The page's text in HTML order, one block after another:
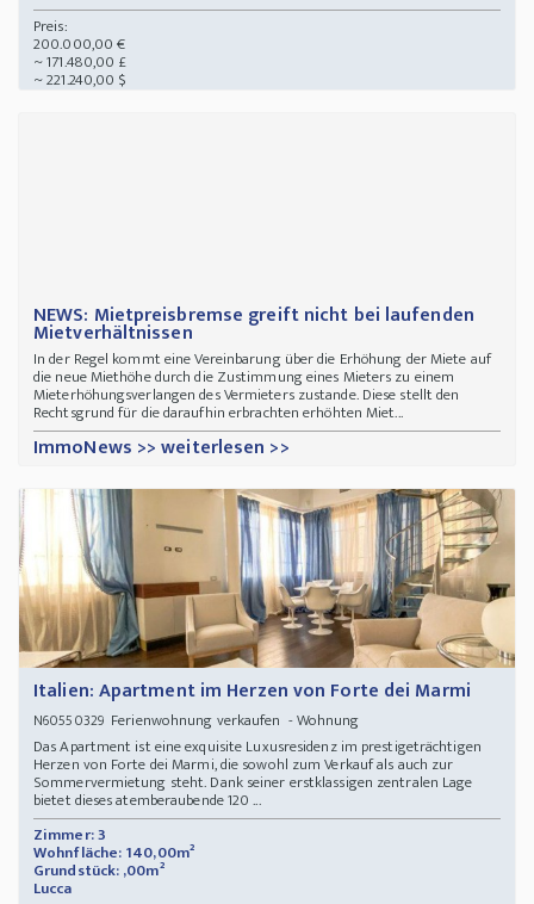
Preis:
200.000,00 €
~ 171.480,00 £
~ 221.240,00 $
NEWS: Mietpreisbremse greift nicht bei laufenden
Mietverhältnissen
In der Regel kommt eine Vereinbarung über die Erhöhung der Miete auf
die neue Miethöhe durch die Zustimmung eines Mieters zu einem
Mieterhöhungsverlangen des Vermieters zustande. Diese stellt den
Rechtsgrund für die daraufhin erbrachten erhöhten Miet...
ImmoNews >> weiterlesen >>
Italien: Apartment im Herzen von Forte dei Marmi
N60550329Ferienwohnung verkaufen - Wohnung
Das Apartment ist eine exquisite Luxusresidenz im prestigeträchtigen
Herzen von Forte dei Marmi, die sowohl zum Verkauf als auch zur
Sommervermietung steht. Dank seiner erstklassigen zentralen Lage
bietet dieses atemberaubende 120 ...
Zimmer: 3
Wohnfläche: 140,00m²
Grundstück: ,00m²
Lucca